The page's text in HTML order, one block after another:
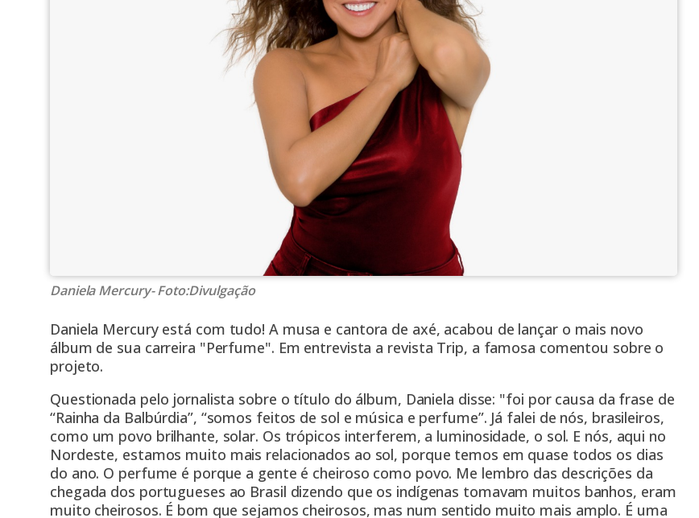
Daniela Mercury- Foto:Divulgação
Daniela Mercuryestá com tudo! A musa e cantora de axé, acabou de lançar o mais novo
álbum de sua carreira "Perfume". Em entrevista a revista Trip, a famosa comentou sobre o
projeto.
Questionada pelo jornalista sobre o título do álbum, Daniela disse: "foi por causa da frase de
“Rainha da Balbúrdia”, “somos feitos de sol e música e perfume”. Já falei de nós, brasileiros,
como um povo brilhante, solar. Os trópicos interferem, a luminosidade, o sol. E nós, aqui no
Nordeste, estamos muito mais relacionados ao sol, porque temos em quase todos os dias
do ano. O perfume é porque a gente é cheiroso como povo. Me lembro das descrições da
chegada dos portugueses ao Brasil dizendo que os indígenas tomavam muitos banhos, eram
muito cheirosos. É bom que sejamos cheirosos, mas num sentido muito mais amplo. É uma